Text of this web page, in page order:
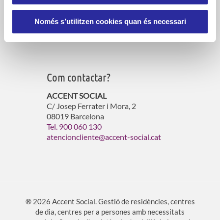
Només s’utilitzen cookies quan és necessari
Serveis d’atenció domiciliària
Gestió d’habitatges amb serveis
Atenció a persones vulnerables
Com contactar?
ACCENT SOCIAL
C/ Josep Ferrater i Mora, 2
08019 Barcelona
Tel. 900 060 130
atencioncliente@accent-social.cat
® 2026 Accent Social. Gestió de residències, centres
de dia, centres per a persones amb necessitats